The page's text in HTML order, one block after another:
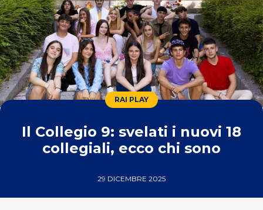
RAI PLAY
Il Collegio 9: svelati i nuovi 18
collegiali, ecco chi sono
29 DICEMBRE 2025